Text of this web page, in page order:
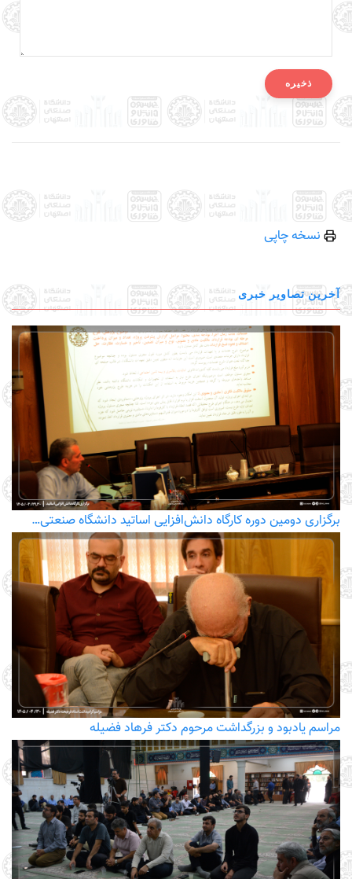
نسخه چاپی
آخرین تصاویر خبری
برگزاری دومین دوره کارگاه دانش‌افزایی اساتید دانشگاه صنعتی…
مراسم یادبود و بزرگداشت مرحوم دکتر فرهاد فضیله